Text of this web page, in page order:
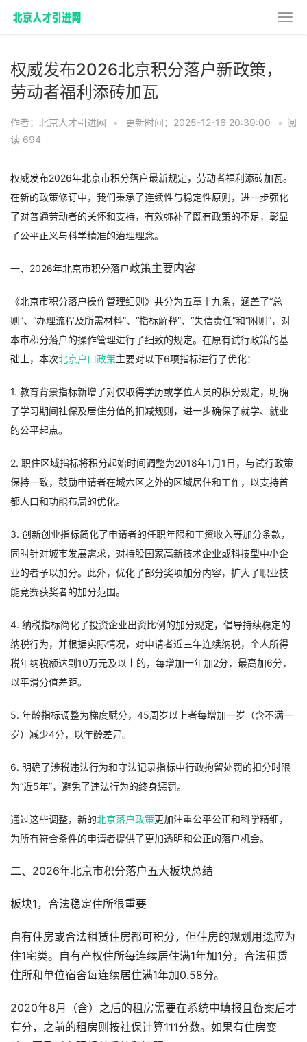
权威发布2026北京积分落户新政策，
劳动者福利添砖加瓦
作者：北京人才引进网 • 更新时间：2025-12-16 20:39:00 • 阅
读 694
权威发布2026年北京市积分落户最新规定，劳动者福利添砖加瓦。
在新的政策修订中，我们秉承了连续性与稳定性原则，进一步强化
了对普通劳动者的关怀和支持，有效弥补了既有政策的不足，彰显
了公平正义与科学精准的治理理念。
一、2026年北京市积分落户政策主要内容
《北京市积分落户操作管理细则》共分为五章十九条，涵盖了“总
则”、“办理流程及所需材料”、“指标解释”、“失信责任”和“附则”，对
本市积分落户的操作管理进行了细致的规定。在原有试行政策的基
础上，本次北京户口政策主要对以下6项指标进行了优化：
1. 教育背景指标新增了对仅取得学历或学位人员的积分规定，明确
了学习期间社保及居住分值的扣减规则，进一步确保了就学、就业
的公平起点。
2. 职住区域指标将积分起始时间调整为2018年1月1日，与试行政策
保持一致，鼓励申请者在城六区之外的区域居住和工作，以支持首
都人口和功能布局的优化。
3. 创新创业指标简化了申请者的任职年限和工资收入等加分条款，
同时针对城市发展需求，对持股国家高新技术企业或科技型中小企
业的者予以加分。此外，优化了部分奖项加分内容，扩大了职业技
能竞赛获奖者的加分范围。
4. 纳税指标简化了投资企业出资比例的加分规定，倡导持续稳定的
纳税行为，并根据实际情况，对申请者近三年连续纳税，个人所得
税年纳税额达到10万元及以上的，每增加一年加2分，最高加6分，
以平滑分值差距。
5. 年龄指标调整为梯度赋分，45周岁以上者每增加一岁（含不满一
岁）减少4分，以年龄差异。
6. 明确了涉税违法行为和守法记录指标中行政拘留处罚的扣分时限
为“近5年”，避免了违法行为的终身惩罚。
通过这些调整，新的北京落户政策更加注重公平公正和科学精细，
为所有符合条件的申请者提供了更加透明和公正的落户机会。
二、2026年北京市积分落户五大板块总结
板块1，合法稳定住所很重要
自有住房或合法租赁住房都可积分，但住房的规划用途应为
住1宅类。自有产权住所每连续居住满1年加1分，合法租赁
住所和单位宿舍每连续居住满1年加0.58分。
2020年8月（含）之后的租房需要在系统中填报且备案后才
有分，之前的租房则按社保计算111分数。如果有住房变